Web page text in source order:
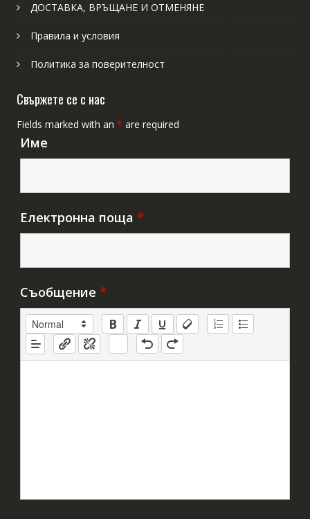
ДОСТАВКА, ВРЪЩАНЕ И ОТМЕНЯНЕ
Правила и условия
Политика за поверителност
Свържете се с нас
Fields marked with an * are required
Име
Електронна поща *
Съобщение *